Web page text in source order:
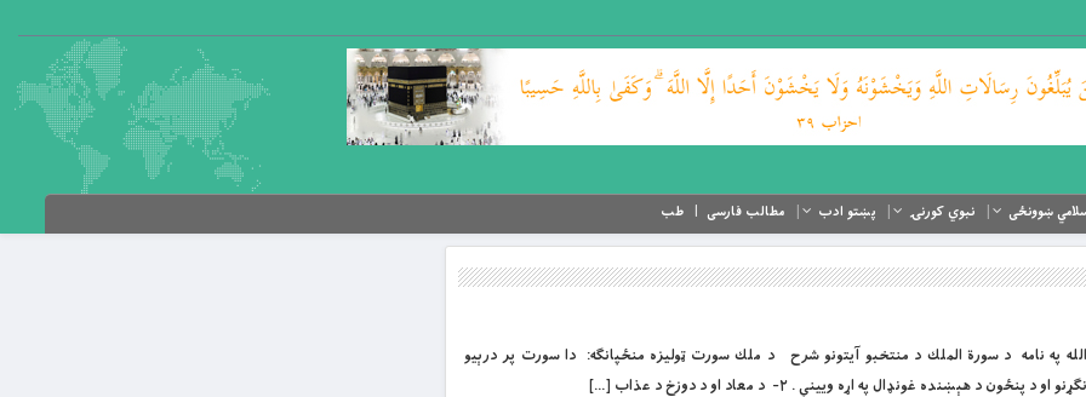
ښوونځی نبوي کورنۍ پښتو ادب مطالب فارسی طب
الله په نامه د سورة الملك د منتخبو آیتونو شرح د ملك سورت ټوليزه منځپانګه: دا سورت پر درېيو